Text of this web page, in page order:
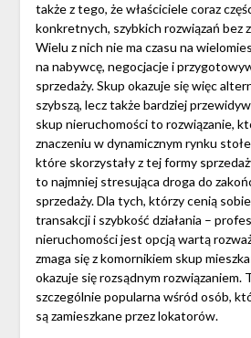
także z tego, że właściciele coraz
konkretnych, szybkich rozwiązań bez
Wielu z nich nie ma czasu na
na nabywcę, negocjacje i
sprzedaży. Skup okazuje się więc
szybszą, lecz także bardziej
skup nieruchomości to rozwiązanie,
znaczeniu w dynamicznym rynku
które skorzystały z tej formy
to najmniej stresująca droga do
sprzedaży. Dla tych, którzy cenią
transakcji i szybkość działania –
nieruchomości jest opcją wartą
zmaga się z komornikiem skup
okazuje się rozsądnym rozwiązaniem.
szczególnie popularna wśród osób,
są zamieszkane przez lokatorów.